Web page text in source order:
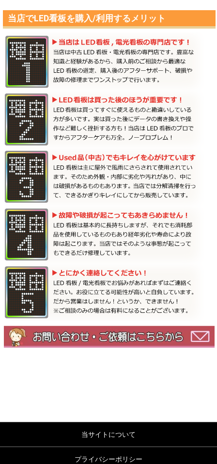
当店でLED看板を購入/利用するメリット
当サイトについて
プライバシーポリシー